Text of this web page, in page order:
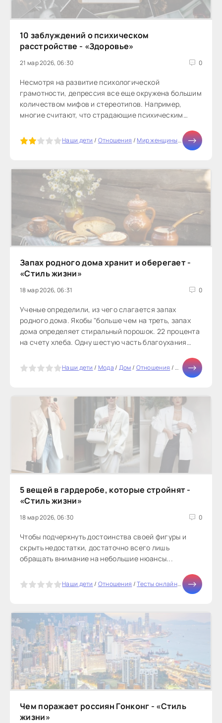
10 заблуждений о психическом
расстройстве - «Здоровье»
21 мар 2026, 06:30 0
Несмотря на развитие психологической
грамотности, депрессия все еще окружена большим
количеством мифов и стереотипов. Например,
многие считают, что страдающие психическим
Наши дети / Отношения /Мир женщины/Мода/
Запах родного дома хранит и оберегает -
«Стиль жизни»
18 мар 2026, 06:31 0
Ученые определили, из чего слагается запах
родного дома. Якобы "больше чем на треть, запах
дома определяет стиральный порошок. 22 процента
на счету хлеба. Одну шестую часть благоухания
Наши дети / Мода/ Дом/ Отношения / Диеты/
5 вещей в гардеробе, которые стройнят -
«Стиль жизни»
18 мар 2026, 06:30 0
Чтобы подчеркнуть достоинства своей фигуры и
скрыть недостатки, достаточно всего лишь
обращать внимание на небольшие нюансы...
Наши дети / Отношения /Тесты онлайн/Здоровье
Чем поражает россиян Гонконг - «Стиль
жизни»